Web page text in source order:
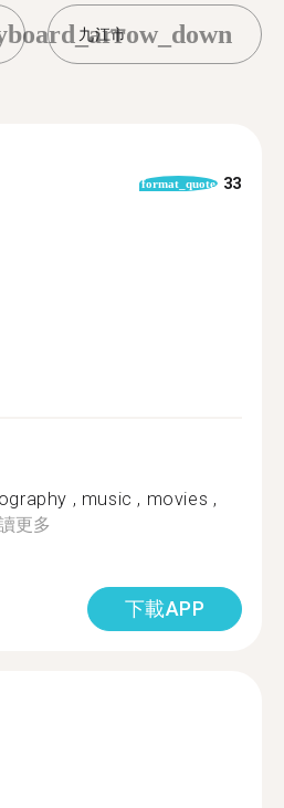
九江市
format_quote 33
, music , movies ,
更多
下載APP